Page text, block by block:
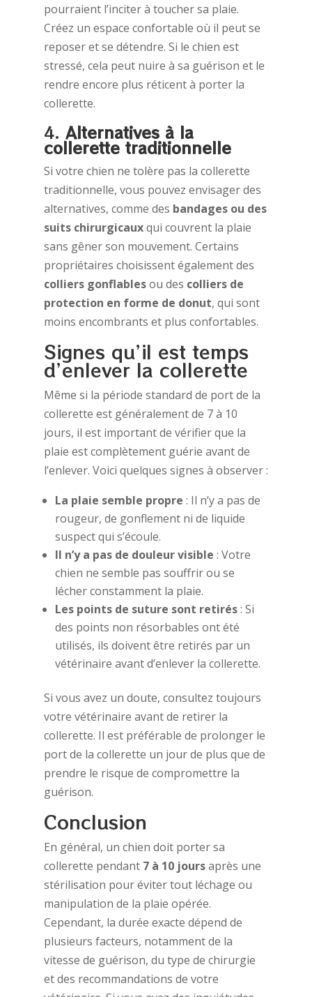
pourraient l’inciter à toucher sa plaie.
Créez un espace confortable où il peut se
reposer et se détendre. Si le chien est
stressé, cela peut nuire à sa guérison et le
rendre encore plus réticent à porter la
collerette.
4. Alternatives à la
collerette traditionnelle
Si votre chien ne tolère pas la collerette
traditionnelle, vous pouvez envisager des
alternatives, comme des bandages ou des
suits chirurgicauxqui couvrent la plaie
sans gêner son mouvement. Certains
propriétaires choisissent également des
colliers gonflablesou des colliers de
protection en forme de donut, qui sont
moins encombrants et plus confortables.
Signes qu’il est temps
d’enlever la collerette
Même si la période standard de port de la
collerette est généralement de 7 à 10
jours, il est important de vérifier que la
plaie est complètement guérie avant de
l’enlever. Voici quelques signes à observer :
La plaie semble propre : Il n’y a pas de
rougeur, de gonflement ni de liquide
suspect qui s’écoule.
Il n’y a pas de douleur visible : Votre
chien ne semble pas souffrir ou se
lécher constamment la plaie.
Les points de suture sont retirés: Si
des points non résorbables ont été
utilisés, ils doivent être retirés par un
vétérinaire avant d’enlever la collerette.
Si vous avez un doute, consultez toujours
votre vétérinaire avant de retirer la
collerette. Il est préférable de prolonger le
port de la collerette un jour de plus que de
prendre le risque de compromettre la
guérison.
Conclusion
En général, un chien doit porter sa
collerette pendant 7 à 10 joursaprès une
stérilisation pour éviter tout léchage ou
manipulation de la plaie opérée.
Cependant, la durée exacte dépend de
plusieurs facteurs, notamment de la
vitesse de guérison, du type de chirurgie
et des recommandations de votre